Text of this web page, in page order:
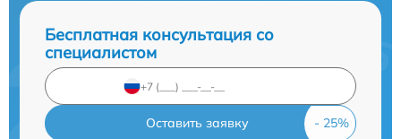
Бесплатная консультация со
специалистом
Оставить заявку